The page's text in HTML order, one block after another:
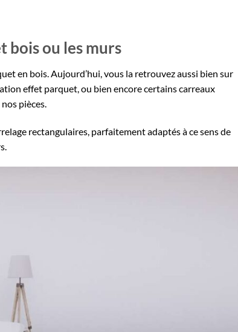
bois ou les murs
en bois. Aujourd’hui, vous la retrouvez aussi bien sur
effet parquet, ou bien encore certains carreaux
pièces.
rectangulaires, parfaitement adaptés à ce sens de